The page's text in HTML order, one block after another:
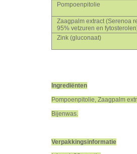
Pompoenpitolie
Zaagpalm extract (Serenoa
95% vetzuren en
Zink (gluconaat)
Ingrediënten
Pompoenpitolie, Zaagpalm
Bijenwas.
Verpakkingsinformatie